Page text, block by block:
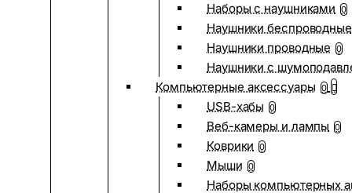
Наборы с наушниками 0
Наушники беспроводные
Наушники проводные 0
Наушники с
Компьютерные аксессуары 0
USB-хабы 0
Веб-камеры и лампы 0
Коврики 0
Мыши 0
Наборы компьютерных